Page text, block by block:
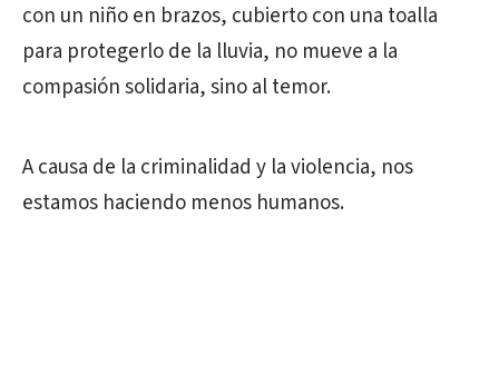
con un niño en brazos, cubierto con una toalla
para protegerlo de la lluvia, no mueve a la
compasión solidaria, sino al temor.
A causa de la criminalidad y la violencia, nos
estamos haciendo menos humanos.